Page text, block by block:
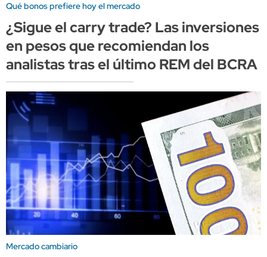
Qué bonos prefiere hoy el mercado
¿Sigue el carry trade? Las inversiones
en pesos que recomiendan los
analistas tras el último REM del BCRA
Mercado cambiario